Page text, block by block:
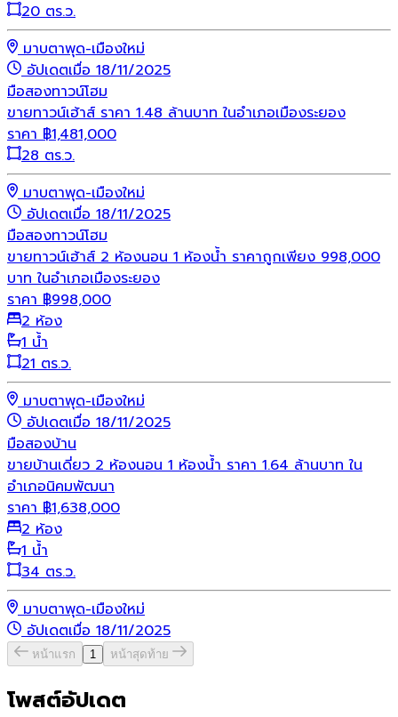
20 ตร.ว.
มาบตาพุด-เมืองใหม่
อัปเดตเมื่อ 18/11/2025
มือสองทาวน์โฮม
ขายทาวน์เฮ้าส์ ราคา 1.48 ล้านบาท ในอำเภอเมืองระยอง
ราคา ฿1,481,000
28 ตร.ว.
มาบตาพุด-เมืองใหม่
อัปเดตเมื่อ 18/11/2025
มือสองทาวน์โฮม
ขายทาวน์เฮ้าส์ 2 ห้องนอน 1 ห้องน้ำ ราคาถูกเพียง 998,000
บาท ในอำเภอเมืองระยอง
ราคา ฿998,000
2 ห้อง
1 น้ำ
21 ตร.ว.
มาบตาพุด-เมืองใหม่
อัปเดตเมื่อ 18/11/2025
มือสองบ้าน
ขายบ้านเดี่ยว 2 ห้องนอน 1 ห้องน้ำ ราคา 1.64 ล้านบาท ใน
อำเภอนิคมพัฒนา
ราคา ฿1,638,000
2 ห้อง
1 น้ำ
34 ตร.ว.
มาบตาพุด-เมืองใหม่
อัปเดตเมื่อ 18/11/2025
หน้าแรก 1 หน้าสุดท้าย
โพสต์อัปเดต